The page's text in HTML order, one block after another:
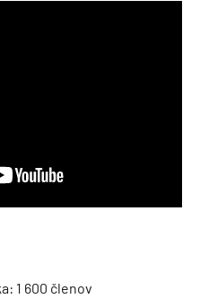
1 600 členov